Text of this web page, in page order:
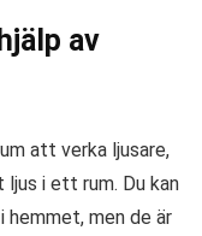
av
att verka ljusare,
i ett rum. Du kan
hemmet, men de är